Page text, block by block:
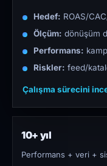
Hedef: ROAS/
Ölçüm: dönüşüm
Performans:
Riskler: feed/
Çalışma sürecini
10+ yıl
Performans + veri +